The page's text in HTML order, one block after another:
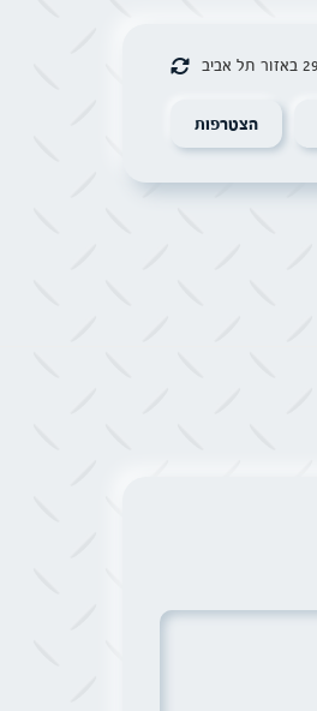
הצטרפות